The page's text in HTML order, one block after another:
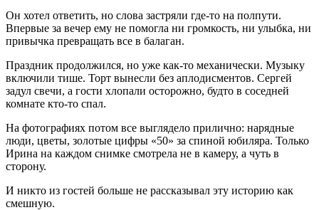
Он хотел ответить, но слова застряли где-то на полпути.
Впервые за вечер ему не помогла ни громкость, ни улыбка, ни
привычка превращать все в балаган.
Праздник продолжился, но уже как-то механически. Музыку
включили тише. Торт вынесли без аплодисментов. Сергей
задул свечи, а гости хлопали осторожно, будто в соседней
комнате кто-то спал.
На фотографиях потом все выглядело прилично: нарядные
люди, цветы, золотые цифры «50» за спиной юбиляра. Только
Ирина на каждом снимке смотрела не в камеру, а чуть в
сторону.
И никто из гостей больше не рассказывал эту историю как
смешную.